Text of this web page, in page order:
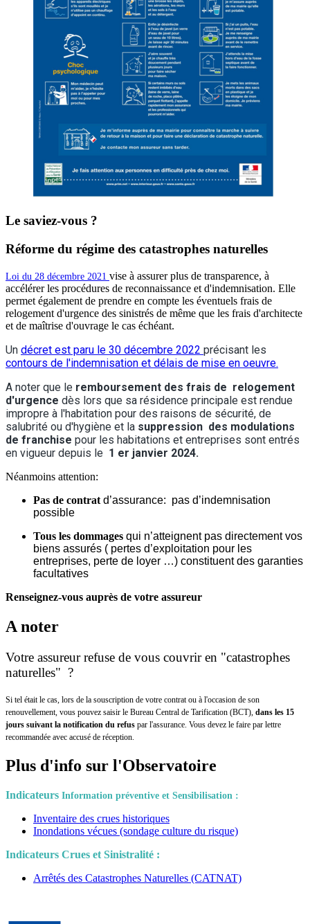
Le saviez-vous ?
Réforme du régime des catastrophes naturelles
Loi du 28 décembre 2021 vise à assurer plus de transparence, à
accélérer les procédures de reconnaissance et d'indemnisation. Elle
permet également de prendre en compte les éventuels frais de
relogement d'urgence des sinistrés de même que les frais d'architecte
et de maîtrise d'ouvrage le cas échéant.
Un décret est paru le 30 décembre 2022 précisant les
contours de l'indemnisation et délais de mise en oeuvre.
A noter que le remboursement des frais de relogement
d'urgence dès lors que sa résidence principale est rendue
impropre à l'habitation pour des raisons de sécurité, de
salubrité ou d'hygiène et la suppression des modulations
de franchise pour les habitations et entreprises sont entrés
en vigueur depuis le 1 er janvier 2024.
Néanmoins attention:
Pas de contrat d’assurance: pas d’indemnisation
possible
Tous les dommages qui n’atteignent pas directement vos
biens assurés ( pertes d’exploitation pour les
entreprises, perte de loyer …) constituent des garanties
facultatives
Renseignez-vous auprès de votre assureur
A noter
Votre assureur refuse de vous couvrir en "catastrophes
naturelles" ?
Si tel était le cas, lors de la souscription de votre contrat ou à l'occasion de son
renouvellement, vous pouvez saisir le Bureau Central de Tarification (BCT), dans les 15
jours suivant la notification du refus par l'assurance. Vous devez le faire par lettre
recommandée avec accusé de réception.
Plus d'info sur l'Observatoire
Indicateurs Information préventive et Sensibilisation :
Inventaire des crues historiques
Inondations vécues (sondage culture du risque)
Indicateurs Crues et Sinistralité :
Arrêtés des Catastrophes Naturelles (CATNAT)